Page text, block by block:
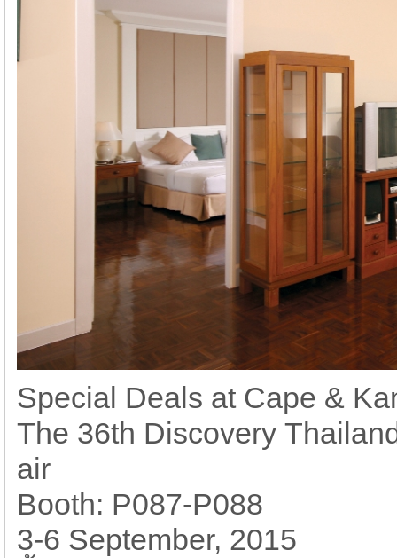
Special Deals at Cape &
The 36th Discovery
air
Booth: P087-P088
3-6 September, 2015